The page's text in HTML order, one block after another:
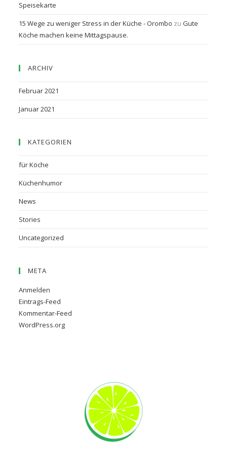
Speisekarte
15 Wege zu weniger Stress in der Küche - Orombo zuGute
Köche machen keine Mittagspause.
ARCHIV
Februar 2021
Januar 2021
KATEGORIEN
für Köche
Küchenhumor
News
Stories
Uncategorized
META
Anmelden
Eintrags-Feed
Kommentar-Feed
WordPress.org